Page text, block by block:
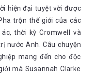
hiện đại tuyệt vời được
trộn thế giới của các
thời kỳ Cromwell và
nước Anh. Câu chuyện
mang đến cho độc
mà Susannah Clarke